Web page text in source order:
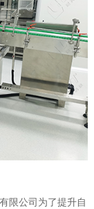
限公司为了提升自